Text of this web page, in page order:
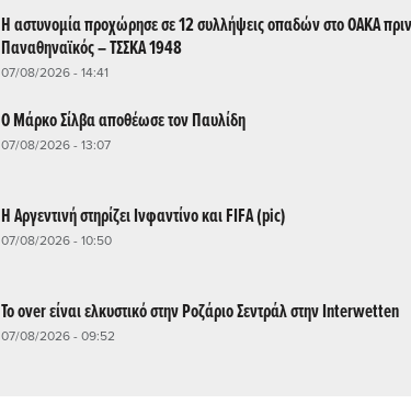
Η αστυνομία προχώρησε σε 12 συλλήψεις οπαδών στο ΟΑΚΑ
Παναθηναϊκός – ΤΣΣΚΑ 1948
07/08/2026 - 14:41
Ο Μάρκο Σίλβα αποθέωσε τον Παυλίδη
07/08/2026 - 13:07
Η Αργεντινή στηρίζει Ινφαντίνο και FIFA (pic)
07/08/2026 - 10:50
Το over είναι ελκυστικό στην Ροζάριο Σεντράλ στην Interwetten
07/08/2026 - 09:52